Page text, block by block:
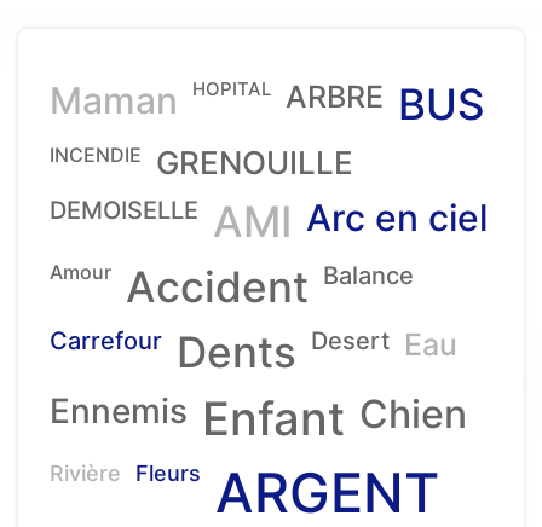
Maman HOPITAL ARBRE BUS
INCENDIE GRENOUILLE
DEMOISELLE AMI Arc en ciel
Amour Accident Balance
Carrefour Dents Desert Eau
Ennemis Enfant Chien
Rivière Fleurs ARGENT